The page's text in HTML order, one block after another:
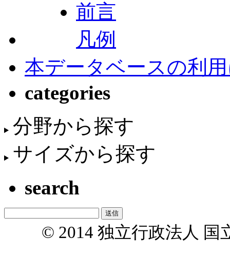
前言
凡例
本データベースの利
categories
分野から探す
サイズから探す
search
© 2014 独立行政法人 国